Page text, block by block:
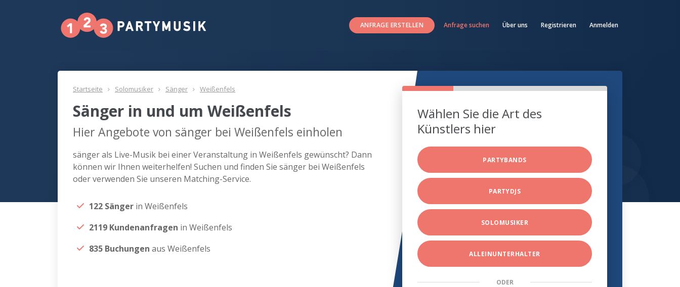
ANFRAGE ERSTELLEN Anfrage suchen Über uns Registrieren Anmelden
Startseite Solomusiker Sänger Weißenfels
Sänger in und um Weißenfels
Hier Angebote von sänger bei Weißenfels einholen
sänger als Live-Musik bei einer Veranstaltung in Weißenfels gewünscht? Dann
können wir Ihnen weiterhelfen! Suchen und finden Sie sänger bei Weißenfels
oder verwenden Sie unseren Matching-Service.
122 Sänger in Weißenfels
2119 Kundenanfragen in Weißenfels
835 Buchungen aus Weißenfels
Wählen Sie die Art des
Künstlers hier
PARTYBANDS
PARTYDJS
SOLOMUSIKER
ALLEINUNTERHALTER
ODER